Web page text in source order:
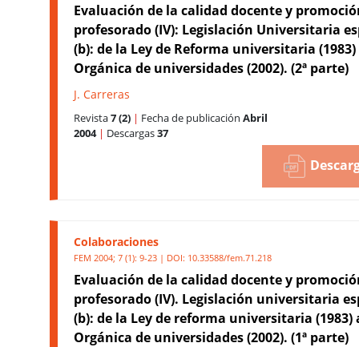
Evaluación de la calidad docente y
profesorado (IV): Legislación Universitaria
(b): de la Ley de Reforma universitaria (1983)
Orgánica de universidades (2002). (2ª parte)
J. Carreras
Revista7 (2) | Fecha de publicación Abril
2004 | Descargas37
Colaboraciones
FEM 2004; 7 (1): 9-23 | DOI: 10.33588/fem.71.218
Evaluación de la calidad docente y
profesorado (IV). Legislación universitaria
(b): de la Ley de reforma universitaria (1983)
Orgánica de universidades (2002). (1ª parte)